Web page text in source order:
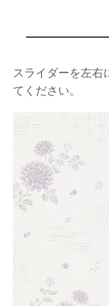
スライダーを左右
てください。